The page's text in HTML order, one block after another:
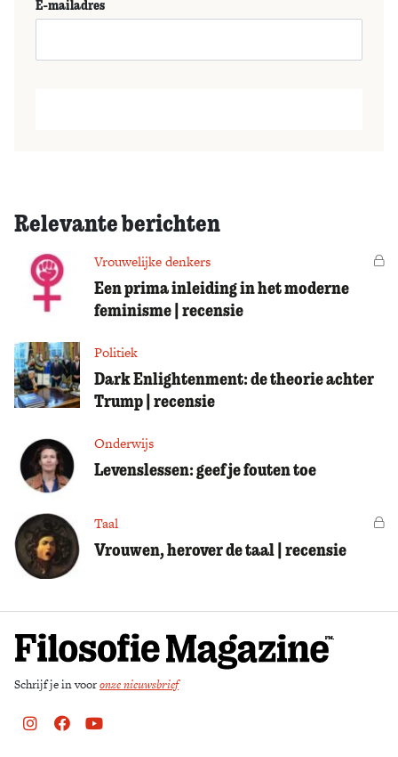
E-mailadres
Relevante berichten
Vrouwelijke denkers
Een prima inleiding in het moderne
feminisme | recensie
Politiek
Dark Enlightenment: de theorie achter
Trump | recensie
Onderwijs
Levenslessen: geef je fouten toe
Taal
Vrouwen, herover de taal | recensie
Schrijf je in vooronze nieuwsbrief
Instagram
FacebookYoutube